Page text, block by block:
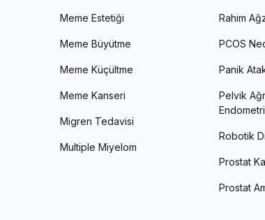
Meme Estetiği
Meme Büyütme
Meme Küçültme
Meme Kanseri
Migren Tedavisi
Multiple Miyelom
Rahim
PCOS
Panik
Pelvik
Robotik
Prostat
Prostat